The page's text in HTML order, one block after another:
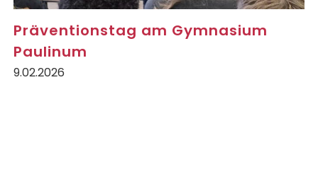
Präventionstag am Gymnasium
Paulinum
9.02.2026